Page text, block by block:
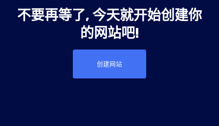
不要再等了, 今天就开始创建你
的网站吧!
创建网站